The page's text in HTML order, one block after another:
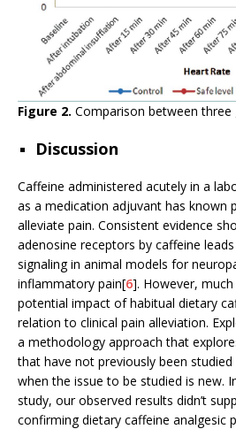
Figure 2. Comparison between three
Discussion
Caffeine administered acutely in a
as a medication adjuvant has known
alleviate pain. Consistent evidence
adenosine receptors by caffeine
signaling in animal models for
inflammatory pain[6]. However,
potential impact of habitual dietary
relation to clinical pain alleviation.
a methodology approach that
that have not previously been
when the issue to be studied is new.
study, our observed results didn’t
confirming dietary caffeine analgesic